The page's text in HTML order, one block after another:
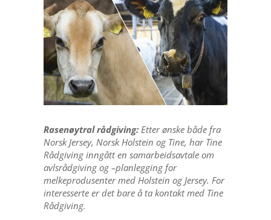
Rasenøytral rådgiving:Etter ønske både fra
Norsk Jersey, Norsk Holstein og Tine, har Tine
Rådgiving inngått en samarbeidsavtale om
avlsrådgiving og –planlegging for
melkeprodusenter med Holstein og Jersey. For
interesserte er det bare å ta kontakt med Tine
Rådgiving.